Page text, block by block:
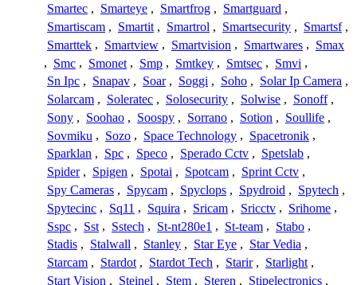
Smartec , Smarteye , Smartfrog , Smartguard ,
Smartiscam , Smartit , Smartrol , Smartsecurity , Smartsf ,
Smarttek , Smartview , Smartvision , Smartwares , Smax
, Smc , Smonet , Smp , Smtkey , Smtsec , Smvi ,
Sn Ipc , Snapav , Soar , Soggi , Soho , Solar Ip Camera ,
Solarcam , Soleratec , Solosecurity , Solwise , Sonoff ,
Sony , Soohao , Soospy , Sorrano , Sotion , Soullife ,
Sovmiku , Sozo , Space Technology , Spacetronik ,
Sparklan , Spc , Speco , Sperado Cctv , Spetslab ,
Spider , Spigen , Spotai , Spotcam , Sprint Cctv ,
Spy Cameras , Spycam , Spyclops , Spydroid , Spytech ,
Spytecinc , Sq11 , Squira , Sricam , Sricctv , Srihome ,
Sspc , Sst , Sstech , St-nt280e1 , St-team , Stabo ,
Stadis , Stalwall , Stanley , Star Eye , Star Vedia ,
Starcam , Stardot , Stardot Tech , Starir , Starlight ,
Start Vision , Steinel , Stem , Steren , Stipelectronics ,